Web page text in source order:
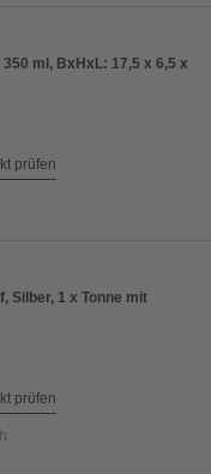
ml, BxHxL: 17,5 x 6,5 x
prüfen
Silber, 1 x Tonne mit
prüfen